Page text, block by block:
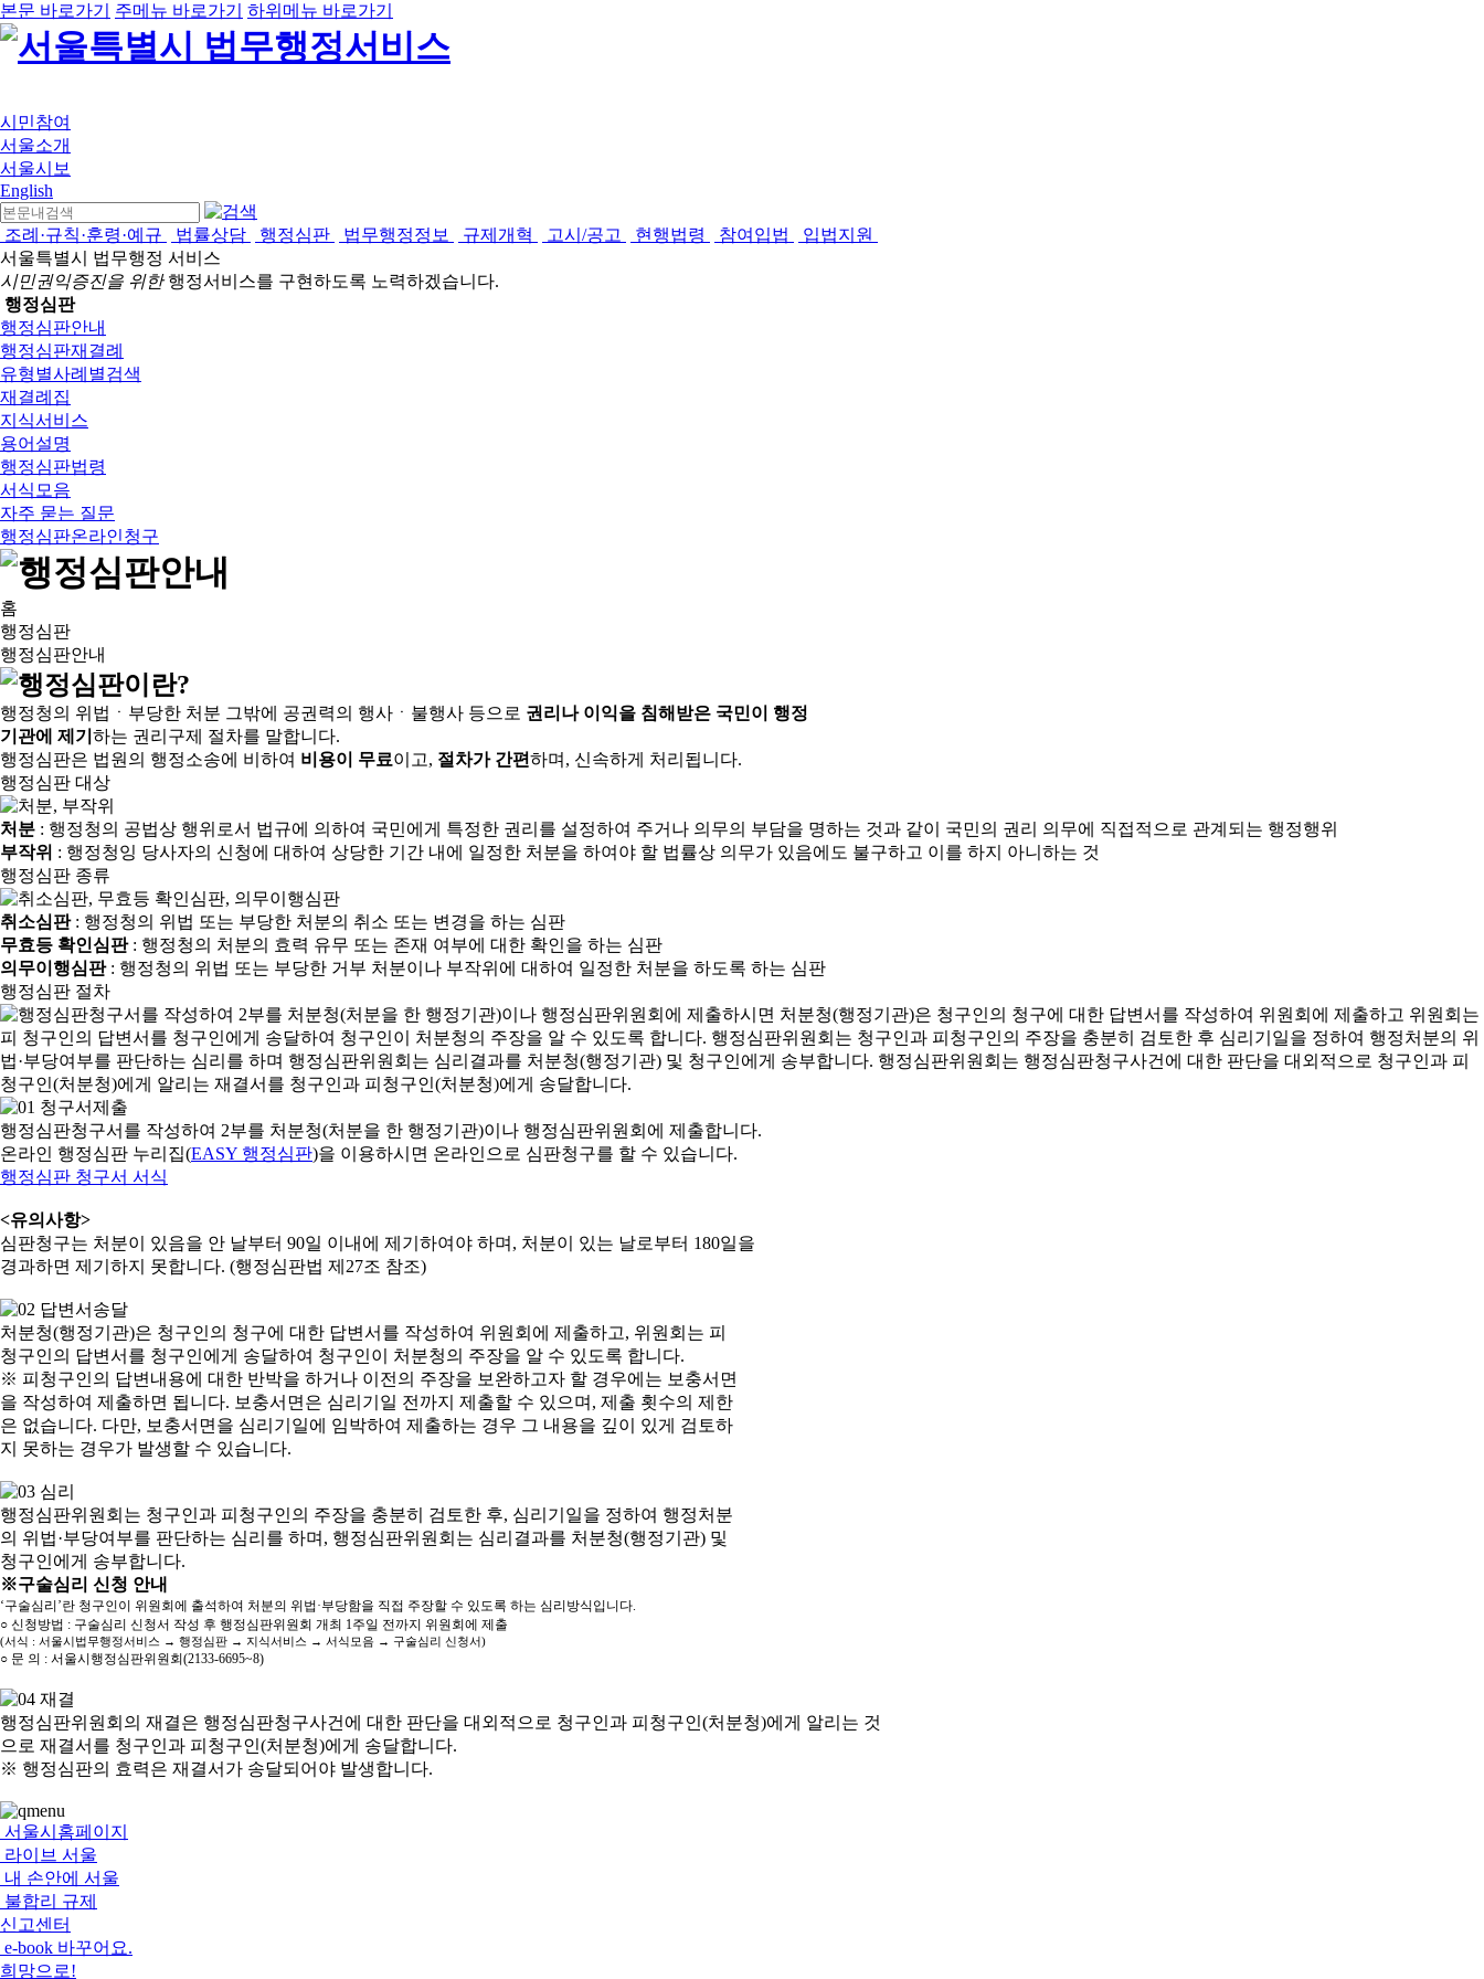
본문 바로가기 주메뉴 바로가기 하위메뉴 바로가기
시민참여
서울소개
서울시보
English
조례·규칙·훈령·예규 법률상담 행정심판 법무행정정보 규제개혁 고시/공고 현행법령 참여입법
입법지원
서울특별시 법무행정 서비스
시민권익증진을 위한행정서비스를 구현하도록 노력하겠습니다.
행정심판
행정심판안내
행정심판재결례
유형별사례별검색
재결례집
지식서비스
용어설명
행정심판법령
서식모음
자주 묻는 질문
행정심판온라인청구
홈
행정심판
행정심판안내
행정청의 위법ㆍ부당한 처분 그밖에 공권력의 행사ㆍ불행사 등으로 권리나 이익을 침해받은 국민이 행정
기관에 제기 하는 권리구제 절차를 말합니다.
행정심판은 법원의 행정소송에 비하여 비용이 무료이고, 절차가 간편하며, 신속하게 처리됩니다.
행정심판 대상
처분 : 행정청의 공법상 행위로서 법규에 의하여 국민에게 특정한 권리를 설정하여 주거나 의무의 부담을 명하는 것과 같이 국민의 권리 의무에 직접적으로 관계되는 행정행위
부작위 : 행정청잉 당사자의 신청에 대하여 상당한 기간 내에 일정한 처분을 하여야 할 법률상 의무가 있음에도 불구하고 이를 하지 아니하는 것
행정심판 종류
취소심판: 행정청의 위법 또는 부당한 처분의 취소 또는 변경을 하는 심판
무효등 확인심판: 행정청의 처분의 효력 유무 또는 존재 여부에 대한 확인을 하는 심판
의무이행심판: 행정청의 위법 또는 부당한 거부 처분이나 부작위에 대하여 일정한 처분을 하도록 하는 심판
행정심판 절차
행정심판청구서를 작성하여 2부를 처분청(처분을 한 행정기관)이나 행정심판위원회에 제출합니다.
온라인 행정심판 누리집(EASY 행정심판)을 이용하시면 온라인으로 심판청구를 할 수 있습니다.
행정심판 청구서 서식
<유의사항>
심판청구는 처분이 있음을 안 날부터 90일 이내에 제기하여야 하며, 처분이 있는 날로부터 180일을
경과하면 제기하지 못합니다. (행정심판법 제27조 참조)
처분청(행정기관)은 청구인의 청구에 대한 답변서를 작성하여 위원회에 제출하고, 위원회는 피
청구인의 답변서를 청구인에게 송달하여 청구인이 처분청의 주장을 알 수 있도록 합니다.
※ 피청구인의 답변내용에 대한 반박을 하거나 이전의 주장을 보완하고자 할 경우에는 보충서면
을 작성하여 제출하면 됩니다. 보충서면은 심리기일 전까지 제출할 수 있으며, 제출 횟수의 제한
은 없습니다. 다만, 보충서면을 심리기일에 임박하여 제출하는 경우 그 내용을 깊이 있게 검토하
지 못하는 경우가 발생할 수 있습니다.
행정심판위원회는 청구인과 피청구인의 주장을 충분히 검토한 후, 심리기일을 정하여 행정처분
의 위법·부당여부를 판단하는 심리를 하며, 행정심판위원회는 심리결과를 처분청(행정기관) 및
청구인에게 송부합니다.
※구술심리 신청 안내
‘구술심리’란 청구인이 위원회에 출석하여 처분의 위법·부당함을 직접 주장할 수 있도록 하는 심리방식입니다.
○ 신청방법 : 구술심리 신청서 작성 후 행정심판위원회 개최 1주일 전까지 위원회에 제출
(서식 : 서울시법무행정서비스 → 행정심판 → 지식서비스 → 서식모음 → 구술심리 신청서)
○ 문 의 : 서울시행정심판위원회(2133-6695~8)
행정심판위원회의 재결은 행정심판청구사건에 대한 판단을 대외적으로 청구인과 피청구인(처분청)에게 알리는 것
으로 재결서를 청구인과 피청구인(처분청)에게 송달합니다.
※ 행정심판의 효력은 재결서가 송달되어야 발생합니다.
서울시홈페이지
라이브 서울
내 손안에 서울
불합리 규제
신고센터
e-book 바꾸어요.
희망으로!